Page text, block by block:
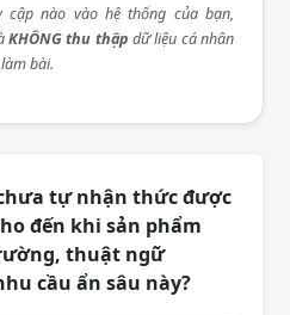
cập nào vào hệ thống của bạn,
KHÔNG thu thập dữ liệu cá nhân
bài.
tự nhận thức được
đến khi sản phẩm
thuật ngữ
cầu ẩn sâu này?